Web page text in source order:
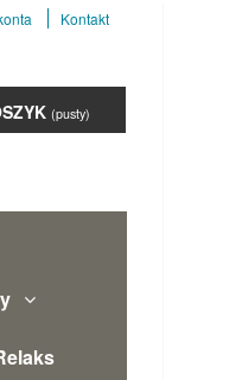
Kontakt
(pusty)